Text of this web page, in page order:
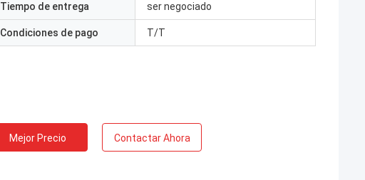
Tiempo de entrega ser negociado
Condiciones de pago T/T
Mejor Precio Contactar Ahora